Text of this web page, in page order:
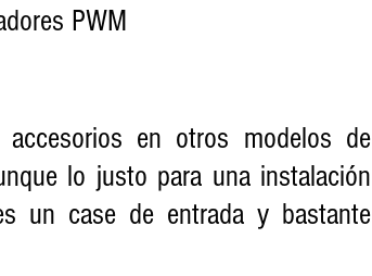
PWM
en otros modelos de
lo justo para una instalación
un case de entrada y bastante